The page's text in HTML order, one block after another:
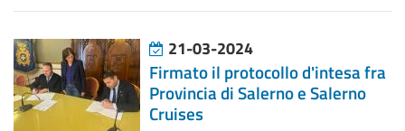
21-03-2024
Firmato il protocollo d'intesa fra
Provincia di Salerno e Salerno
Cruises